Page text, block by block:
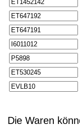
Die Waren